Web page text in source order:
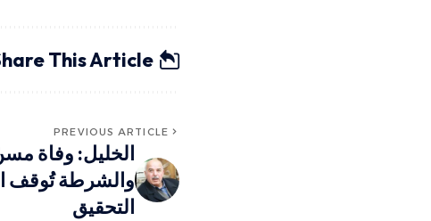
This Article
PREVIOUS ARTICLE
الخليل: وفاة
والشرطة تُوقف
التحقيق